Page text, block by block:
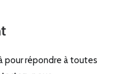
pour répondre à toutes